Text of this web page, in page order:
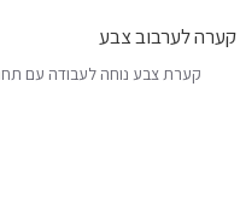
קערה לערבוב צבע
קערת צבע נוחה לעבודה עם